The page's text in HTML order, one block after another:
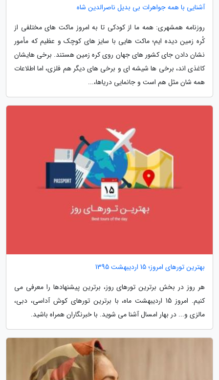
آشنایی با همه جواهرات بی بدیل ناصرالدین شاه
روزنامه همشهری: همه ما از کودکی تا به امروز ماکت های مختلفی از
کُره زمین دیده ایم؛ ماکت هایی با سایز های کوچک و عظیم که مأمور
نشان دادن جای کشور های جهان روی کره زمین هستند. برخی هایشان
کاغذی اند، برخی ها شیشه ای و برخی های دیگر هم فلزی، اما اطلاعات
همه شان مثل هم است و جانمایی دریاها،...
بهترین تورهای امروز؛ 15 اردیبهشت 1395
هر روز در بخش برترین تورهای روز، برترین پیشنهادها را معرفی می
کنیم. امروز 15 اردیبهشت ماه، با برترین تورهای کوش آداسی، دبی،
مالزی و... در بهار امسال آشنا می شوید. با خبرنگاران همراه باشید.